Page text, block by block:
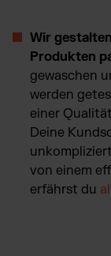
Wir
Produkten
gewaschen
werden
einer
Deine
von einem
erfährst du